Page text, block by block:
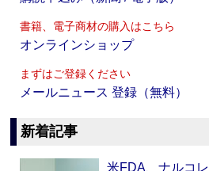
書籍、電子商材の購入はこちら
オンラインショップ
まずはご登録ください
メールニュース 登録（無料）
新着記事
米FDA、ナルコ